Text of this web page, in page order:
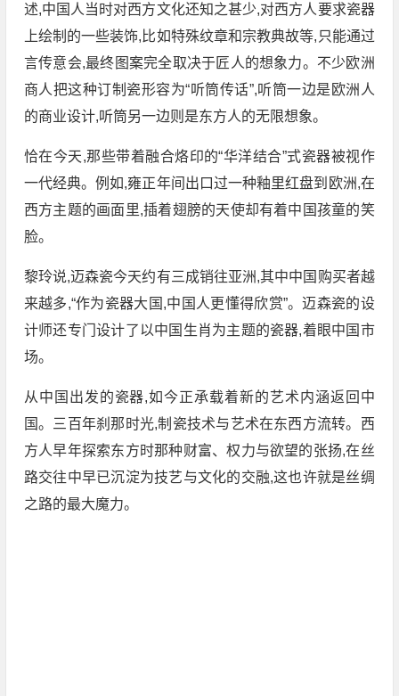
述,中国人当时对西方文化还知之甚少,对西方人要求瓷器
上绘制的一些装饰,比如特殊纹章和宗教典故等,只能通过
言传意会,最终图案完全取决于匠人的想象力。不少欧洲
商人把这种订制瓷形容为“听筒传话”,听筒一边是欧洲人
的商业设计,听筒另一边则是东方人的无限想象。
恰在今天,那些带着融合烙印的“华洋结合”式瓷器被视作
一代经典。例如,雍正年间出口过一种釉里红盘到欧洲,在
西方主题的画面里,插着翅膀的天使却有着中国孩童的笑
脸。
黎玲说,迈森瓷今天约有三成销往亚洲,其中中国购买者越
来越多,“作为瓷器大国,中国人更懂得欣赏”。迈森瓷的设
计师还专门设计了以中国生肖为主题的瓷器,着眼中国市
场。
从中国出发的瓷器,如今正承载着新的艺术内涵返回中
国。三百年刹那时光,制瓷技术与艺术在东西方流转。西
方人早年探索东方时那种财富、权力与欲望的张扬,在丝
路交往中早已沉淀为技艺与文化的交融,这也许就是丝绸
之路的最大魔力。